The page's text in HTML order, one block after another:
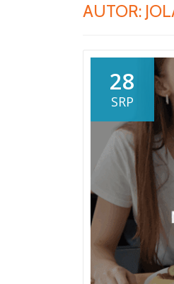
AUTOR:
28
SRP